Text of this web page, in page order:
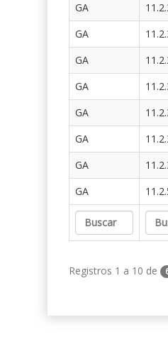
GA
GA
GA
GA
GA
GA
GA
GA
Registros 1 a 10 de